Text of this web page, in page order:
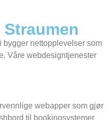
bygger nettopplevelser som
Våre webdesigntjenester
webapper som gjør
til bookingsystemer